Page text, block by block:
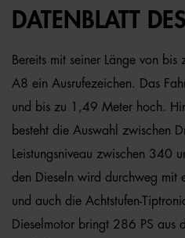
DATENBLATT
Bereits mit seiner Länge von
A8 ein Ausrufezeichen. Das
und bis zu 1,49 Meter hoch.
besteht die Auswahl zwischen
Leistungsniveau zwischen 340
den Dieseln wird durchweg mit
und auch die Achtstufen-
Dieselmotor bringt 286 PS aus